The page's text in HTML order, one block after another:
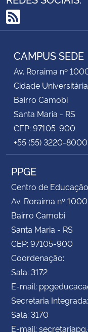
RSS
CAMPUS SEDE
Av. Roraima nº
Cidade Universitária
Bairro Camobi
Santa Maria - RS
CEP: 97105-900
+55 (55) 3220-8000
PPGE
Centro de
Av. Roraima nº 1000
Bairro Camobi
Santa Maria - RS
CEP: 97105-900
Coordenação:
Sala: 3172
E-mail:
Secretaria Integrada:
Sala: 3170
E-mail: